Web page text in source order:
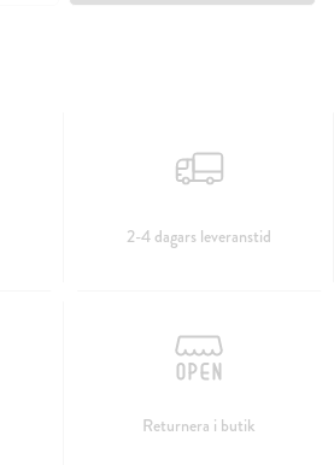
2-4 dagars leveranstid
Returnera i butik